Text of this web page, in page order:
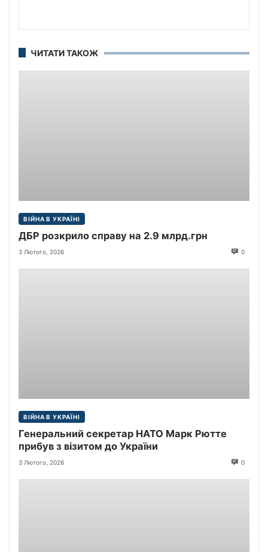
ЧИТАТИ ТАКОЖ
ВІЙНА В УКРАЇНІ
ДБР розкрило справу на 2.9 млрд.грн
3 Лютого, 2026 0
ВІЙНА В УКРАЇНІ
Генеральний секретар НАТО Марк Рютте
прибув з візитом до України
3 Лютого, 2026 0